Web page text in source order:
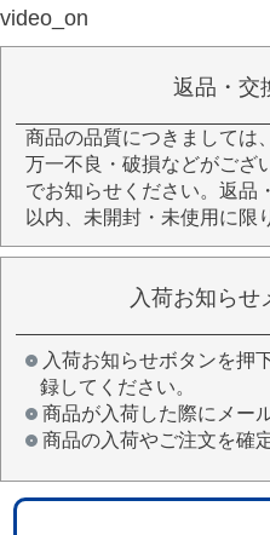
video_on
返品・交
商品の品質につきましては
万一不良・破損などがござ
でお知らせください。返品
以内、未開封・未使用に限
入荷お知らせ
入荷お知らせボタンを押
録してください。
商品が入荷した際にメー
商品の入荷やご注文を確